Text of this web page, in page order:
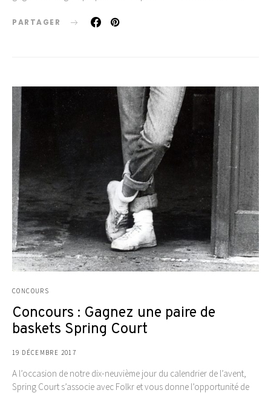
PARTAGER
CONCOURS
Concours : Gagnez une paire de
baskets Spring Court
19 DÉCEMBRE 2017
A l’occasion de notre dix-neuvième jour du calendrier de l’avent,
Spring Court s’associe avec Folkr et vous donne l’opportunité de